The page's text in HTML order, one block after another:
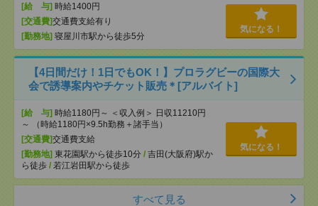
[給 与] 時給1400円
[交通費]交通費支給有り
[勤務地] 寝屋川市駅から徒歩5分
気になる！
【4日間だけ！1日でもOK！】プロラグビーの国際大
会で誘導案内やチケット販売＊[アルバイト]
[給 与] 時給1180円～ ＜収入例＞ 日収11210円
～ （時給1180円×9.5h勤務＋諸手当）
[交通費]交通費支給
[勤務地] 東花園駅から徒歩10分 / 吉田(大阪府)駅か
ら徒歩 / 若江岩田駅から徒歩
気になる！
すべて見る